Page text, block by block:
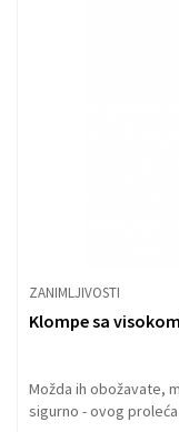
ZANIMLJIVOSTI
Klompe sa
Možda ih obožavate,
sigurno - ovog